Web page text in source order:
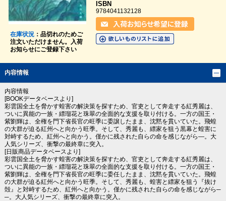
在庫状況：品切れのためご
注文いただけません。入荷
お知らせにご登録下さい
ISBN
9784041132128
内容情報
内容情報
[BOOKデータベースより]
彩雲国全土を脅かす蝗害の解決策を探すため、官吏として奔走する紅秀麗は、
ついに異能の一族・縹瑠花と珠翠の全面的な支援を取り付ける。一方の国王・
紫劉輝は、全権を門下省長官の旺季に委譲したまま、沈黙を貫いていた。飛蝗
の大群が迫る紅州へと向かう旺季。そして、秀麗も、縹家を狙う黒幕と蝗害に
対峙するため、紅州へと向かう。僅かに残された自らの命を感じながら―。大
人気シリーズ、衝撃の最終章に突入。
[日販商品データベースより]
彩雲国全土を脅かす蝗害の解決策を探すため、官吏として奔走する紅秀麗は、
ついに異能の一族・縹瑠花と珠翠の全面的な支援を取り付ける。一方の国王・
紫劉輝は、全権を門下省長官の旺季に委任したまま、沈黙を貫いていた。飛蝗
の大群が迫る紅州へと向かう旺季。そして、秀麗も、蝗害と縹家を狙う『抜け
殻』と対峙するため、紅州へと向かう。僅かに残された自らの命を感じながら─
─。大人気シリーズ、衝撃の最終章に突入。